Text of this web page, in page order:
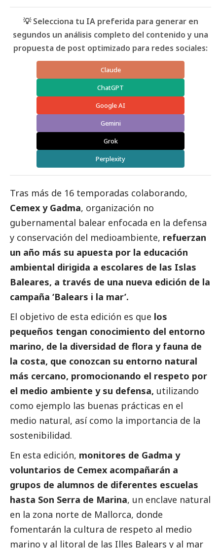
💡 Selecciona tu IA preferida para generar en
segundos un análisis completo del contenido y una
propuesta de post optimizado para redes sociales:
Claude
ChatGPT
Google AI
Gemini
Grok
Perplexity
Tras más de 16 temporadas colaborando,
Cemex y Gadma, organización no
gubernamental balear enfocada en la defensa
y conservación del medioambiente, refuerzan
un año más su apuesta por la educación
ambiental dirigida a escolares de las Islas
Baleares, a través de una nueva edición de la
campaña ‘Balears i la mar’.
El objetivo de esta edición es que los
pequeños tengan conocimiento del entorno
marino, de la diversidad de flora y fauna de
la costa, que conozcan su entorno natural
más cercano, promocionando el respeto por
el medio ambiente y su defensa, utilizando
como ejemplo las buenas prácticas en el
medio natural, así como la importancia de la
sostenibilidad.
En esta edición, monitores de Gadma y
voluntarios de Cemex acompañarán a
grupos de alumnos de diferentes escuelas
hasta Son Serra de Marina, un enclave natural
en la zona norte de Mallorca, donde
fomentarán la cultura de respeto al medio
marino y al litoral de las Illes Balears y al mar